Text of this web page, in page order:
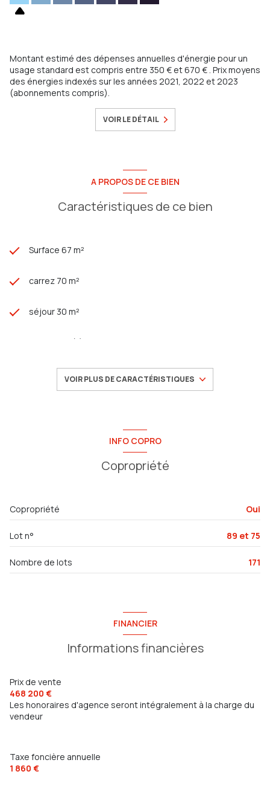
Valbertrand, Les Routes, le Baou, l'Oratoire, Bel air,
Chateauvallon, Valbourdin, Saint Roch....).
Montant estimé des dépenses annuelles d'énergie pour un
usage standard est compris entre 350 € et 670 € . Prix moyens
des énergies indexés sur les années 2021, 2022 et 2023
(abonnements compris).
VOIR LE DÉTAIL
A PROPOS DE CE BIEN
Caractéristiques de ce bien
Surface 67 m²
carrez 70 m²
séjour 30 m²
2 chambre(s)
ascenseur
VOIR PLUS DE CARACTÉRISTIQUES
INFO COPRO
Copropriété
Copropriété Oui
Lot n° 89 et 75
Nombre de lots 171
FINANCIER
Informations financières
Prix de vente
468 200 €
Les honoraires d'agence seront intégralement à la charge du
vendeur
Taxe foncière annuelle
1 860 €